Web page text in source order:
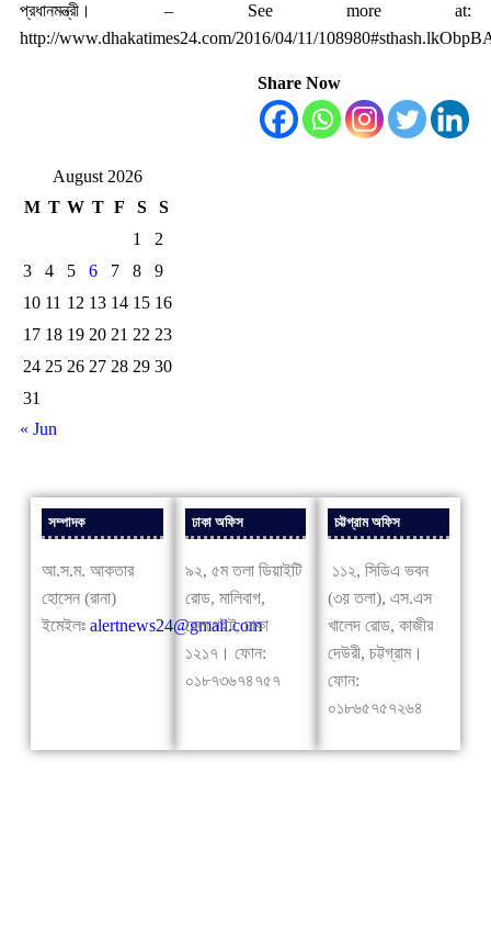
প্রধানমন্ত্রী। – See more at:
http://www.dhakatimes24.com/2016/04/11/
Share Now
August 2026
M T W T F S
S
1
2
3
4 5 6 7 8
9
10 11 12 13 14 15 16
17 18 19 20 21 22 23
24 25 26 27 28 29 30
31
« Jun
সম্পাদক
আ.স.ম. আকতার
হোসেন (রানা)
ইমেইলঃ alertnews24@gmail.com
ঢাকা অফিস
৯২, ৫ম তলা ডিয়াইটি
রোড, মালিবাগ,
রেলগেইট, ঢাকা
১২১৭। ফোন:
০১৮৭৩৬৭৪৭৫৭
চট্টগ্রাম অফিস
১১২, সিডিএ ভবন
(৩য় তলা), এস.এস
খালেদ রোড, কাজীর
দেউরী, চট্টগ্রাম।
ফোন:
০১৮৬৫৭৫৭২৬৪